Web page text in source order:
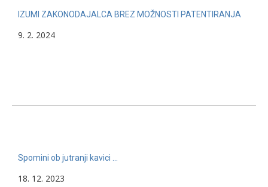
IZUMI ZAKONODAJALCA BREZ MOŽNOSTI PATENTIRANJA
9. 2. 2024
Spomini ob jutranji kavici …
18. 12. 2023